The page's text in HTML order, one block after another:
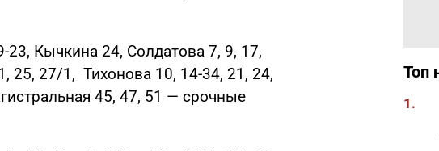
23, Кычкина 24, Солдатова 7, 9, 17,
25, 27/1, Тихонова 10, 14-34, 21, 24,
45, 47, 51 — срочные
Топ
1.